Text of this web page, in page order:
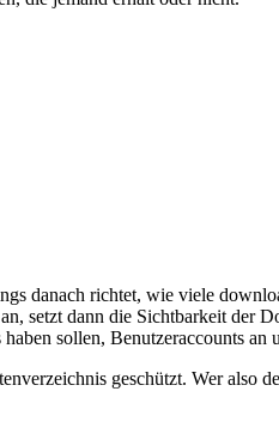
danach richtet, wie viele
setzt dann die Sichtbarkeit der
sollen, Benutzeraccounts an
geschützt. Wer also